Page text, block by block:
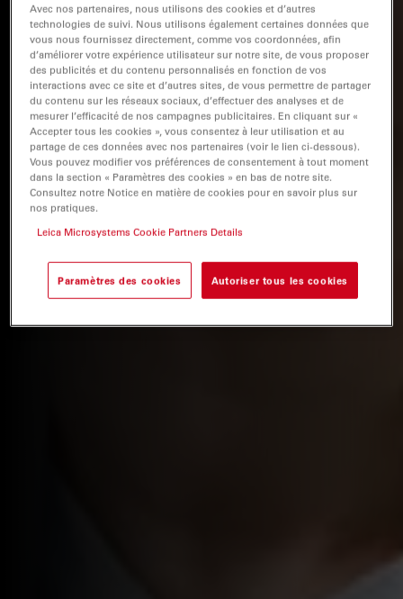
Avec nos partenaires, nous utilisons des cookies et d’autres
technologies de suivi. Nous utilisons également certaines données que
vous nous fournissez directement, comme vos coordonnées, afin
d’améliorer votre expérience utilisateur sur notre site, de vous proposer
des publicités et du contenu personnalisés en fonction de vos
interactions avec ce site et d’autres sites, de vous permettre de partager
du contenu sur les réseaux sociaux, d’effectuer des analyses et de
mesurer l’efficacité de nos campagnes publicitaires. En cliquant sur «
Accepter tous les cookies », vous consentez à leur utilisation et au
partage de ces données avec nos partenaires (voir le lien ci-dessous).
Vous pouvez modifier vos préférences de consentement à tout moment
dans la section « Paramètres des cookies » en bas de notre site.
Consultez notre Notice en matière de cookies pour en savoir plus sur
nos pratiques.
Leica Microsystems Cookie Partners Details
Paramètres des cookies Autoriser tous les cookies